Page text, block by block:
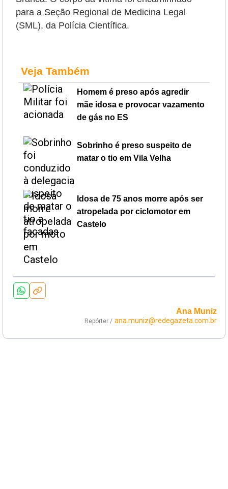
para a Seção Regional de Medicina Legal
(SML), da Polícia Científica.
Veja Também
Homem é preso após agredir
mãe idosa e provocar vazamento
de gás no ES
Sobrinho é preso suspeito de
matar o tio em Vila Velha
Idosa de 75 anos morre após ser
atropelada por ciclomotor em
Castelo
Ana Muniz
Repórter / ana.muniz@redegazeta.com.br